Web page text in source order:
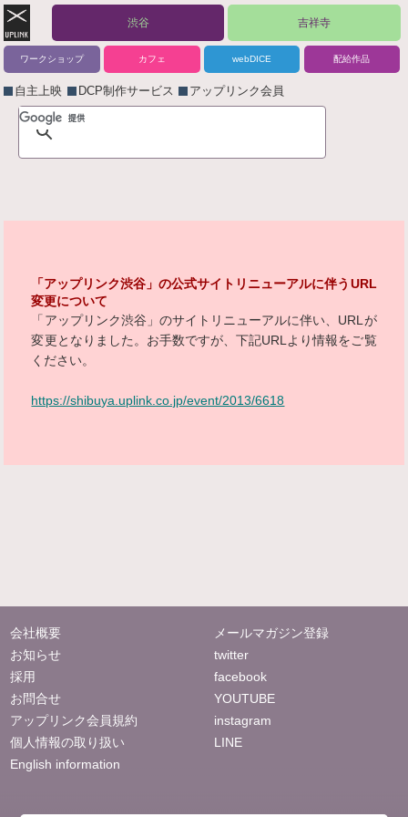
渋谷 吉祥寺
ワークショップ カフェ webDICE 配給作品
自主上映 DCP制作サービス アップリンク会員
「アップリンク渋谷」の公式サイトリニューアルに伴うURL
変更について
「アップリンク渋谷」のサイトリニューアルに伴い、URLが
変更となりました。お手数ですが、下記URLより情報をご覧
ください。
https://shibuya.uplink.co.jp/event/2013/6618
会社概要
お知らせ
採用
お問合せ
アップリンク会員規約
個人情報の取り扱い
English information
メールマガジン登録
twitter
facebook
YOUTUBE
instagram
LINE